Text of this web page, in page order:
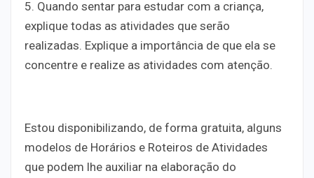
5. Quando sentar para estudar com a criança,
explique todas as atividades que serão
realizadas. Explique a importância de que ela se
concentre e realize as atividades com atenção.
Estou disponibilizando, de forma gratuita, alguns
modelos de Horários e Roteiros de Atividades
que podem lhe auxiliar na elaboração do